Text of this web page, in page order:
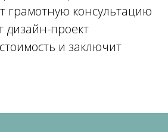
грамотную консультацию
дизайн-проект
и заключит